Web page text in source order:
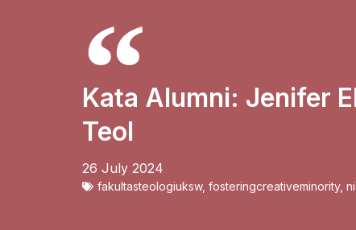
Kata Alumni: Jenifer
Teol
26 July 2024
fakultasteologiuksw, fosteringcreativeminority,